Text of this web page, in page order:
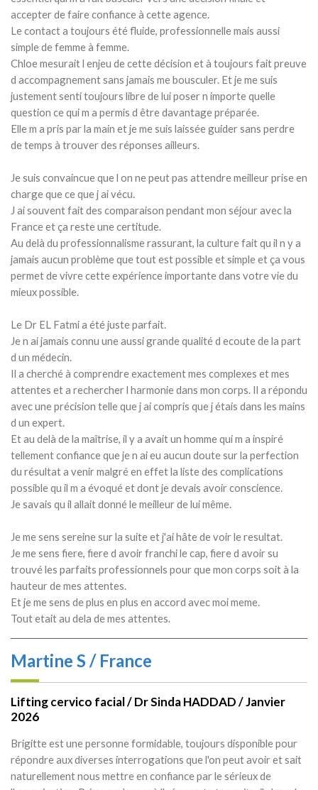
accepter de faire confiance à cette agence.
Le contact a toujours été fluide, professionnelle mais aussi
simple de femme à femme.
Chloe mesurait l enjeu de cette décision et à toujours fait preuve
d accompagnement sans jamais me bousculer. Et je me suis
justement senti toujours libre de lui poser n importe quelle
question ce qui m a permis d être davantage préparée.
Elle m a pris par la main et je me suis laissée guider sans perdre
de temps à trouver des réponses ailleurs.
Je suis convaincue que l on ne peut pas attendre meilleur prise en
charge que ce que j ai vécu.
J ai souvent fait des comparaison pendant mon séjour avec la
France et ça reste une certitude.
Au delà du professionnalisme rassurant, la culture fait qu il n y a
jamais aucun problème que tout est possible et simple et ça vous
permet de vivre cette expérience importante dans votre vie du
mieux possible.
Le Dr EL Fatmi a été juste parfait.
Je n ai jamais connu une aussi grande qualité d ecoute de la part
d un médecin.
Il a cherché à comprendre exactement mes complexes et mes
attentes et a rechercher l harmonie dans mon corps. Il a répondu
avec une précision telle que j ai compris que j étais dans les mains
d un expert.
Et au delà de la maîtrise, il y a avait un homme qui m a inspiré
tellement confiance que je n ai eu aucun doute sur la perfection
du résultat a venir malgré en effet la liste des complications
possible qu il m a évoqué et dont je devais avoir conscience.
Je savais qu il allait donné le meilleur de lui même.
Je me sens sereine sur la suite et j'ai hâte de voir le resultat.
Je me sens fiere, fiere d avoir franchi le cap, fiere d avoir su
trouvé les parfaits professionnels pour que mon corps soit à la
hauteur de mes attentes.
Et je me sens de plus en plus en accord avec moi meme.
Tout etait au dela de mes attentes. ​
Martine S / France
Lifting cervico facial / Dr Sinda HADDAD / Janvier
2026
Brigitte est une personne formidable, toujours disponible pour
répondre aux diverses interrogations que l'on peut avoir et sait
naturellement nous mettre en confiance par le sérieux de